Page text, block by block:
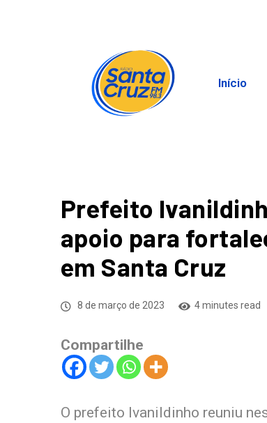
Início
Prefeito
apoio para
em Santa Cruz
8 de março de 2023 4 minutes read
Compartilhe
O prefeito Ivanildinho reuniu